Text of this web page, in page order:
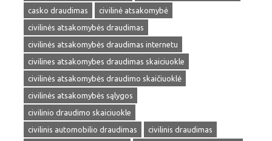
casko draudimas
civilinė atsakomybė
civilinės atsakomybės draudimas
civilinės atsakomybės draudimas internetu
civilines atsakomybes draudimas skaiciuokle
civilinės atsakomybės draudimo skaičiuoklė
civilinės atsakomybės sąlygos
civilinio draudimo skaiciuokle
civilinis automobilio draudimas
civilinis draudimas